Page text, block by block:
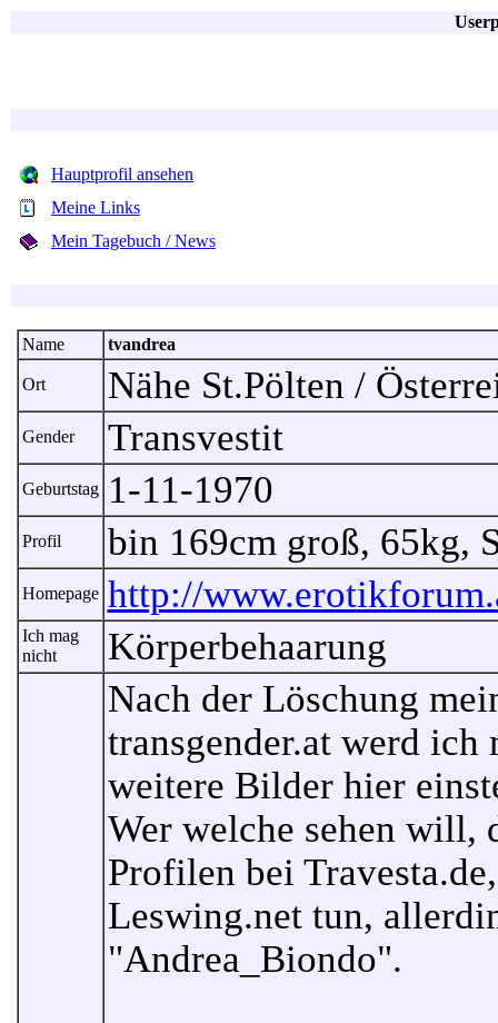
Hauptprofil ansehen
Meine Links
Mein Tagebuch / News
Name tvandrea
Ort Nähe St.Pölten /
Gender Transvestit
Geburtstag 1-11-1970
Profil bin 169cm groß, 65kg,
Homepage http://
Ich mag
nicht
Körperbehaarung
Nach der Löschung
transgender.at werd
weitere Bilder hier
Wer welche sehen will,
Profilen bei
Leswing.net tun,
"Andrea_Biondo".